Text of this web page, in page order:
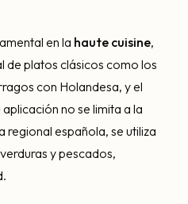
en la haute cuisine,
de platos clásicos como los
con Holandesa, y el
no se limita a la
regional española, se utiliza
y pescados,